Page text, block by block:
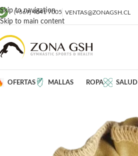
Skip to navigation
Skip to main content
(+569) 4041 7005 VENTAS@ZONAGSH.CL
OFERTAS MALLAS ROPA SALUD